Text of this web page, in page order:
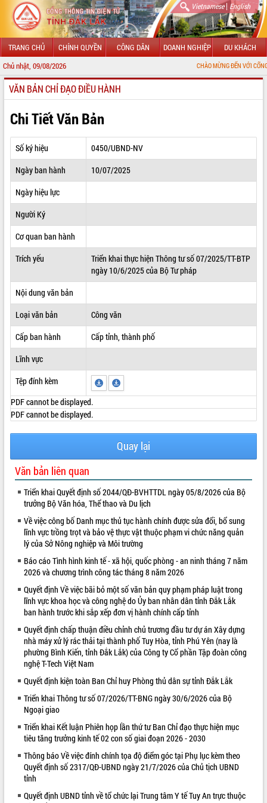
Vietnamese| English
TRANG CHỦ CHÍNH QUYỀN CÔNG DÂN DOANH NGHIỆP DU KHÁCH
Chủ nhật, 09/08/2026 CHÀO MỪNG ĐẾN VỚI CỔNG THÔNG
GIỚI THIỆU
LÃNH ĐẠO UBND TỈNH
TIN TỨC SỰ KIỆN
SỞ, BAN, NGÀNH
THÔNG TIN CHỈ ĐẠO ĐIỀU HÀNH
HỆ THỐNG VĂN BẢN
VĂN BẢN HĐND TỈNH
ĐIỂM TIN VĂN BẢN
VIDEO
Trailer Lễ hội Sầu riêng Đắk Lắk năm
2026
Khám bệnh, cấp phát thuốc miễn phí
và tặng quà người dân xã Cư Pui
Hội nghị UBND tỉnh Đắk Lắk thường kỳ
tháng 7/2026
Lễ truy tặng danh hiệu “Bà Mẹ Việt
Nam Anh hùng” và trao Huân chương
Lao động
UBND tỉnh Đắk Lắk triển khai nhiệm
ALBUM ẢNH
VĂN BẢN CHỈ ĐẠO ĐIỀU HÀNH
Chi Tiết Văn Bản
Số ký hiệu
0450/UBND-NV
Ngày ban hành
10/07/2025
Ngày hiệu lực
Người Ký
Cơ quan ban hành
Trích yếu
Triển khai thực hiện Thông tư số 07/2025/TT-BTP
ngày 10/6/2025 của Bộ Tư pháp
Nội dung văn bản
Loại văn bản
Công văn
Cấp ban hành
Cấp tỉnh, thành phố
Lĩnh vực
Tệp đính kèm
PDF cannot be displayed.
PDF cannot be displayed.
Quay lại
Văn bản liên quan
Triển khai Quyết định số 2044/QĐ-BVHTTDL ngày 05/8/2026 của Bộ
trưởng Bộ Văn hóa, Thể thao và Du lịch
Về việc công bố Danh mục thủ tục hành chính được sửa đổi, bổ sung
lĩnh vực trồng trọt và bảo vệ thực vật thuộc phạm vi chức năng quản
lý của Sở Nông nghiệp và Môi trường
Báo cáo Tình hình kinh tế - xã hội, quốc phòng - an ninh tháng 7 năm
2026 và chương trình công tác tháng 8 năm 2026
Quyết định Về việc bãi bỏ một số văn bản quy phạm pháp luật trong
lĩnh vực khoa học và công nghệ do Ủy ban nhân dân tỉnh Đắk Lắk
ban hành trước khi sắp xếp đơn vị hành chính cấp tỉnh
Quyết định chấp thuận điều chỉnh chủ trương đầu tư dự án Xây dựng
nhà máy xử lý rác thải tại thành phố Tuy Hòa, tỉnh Phú Yên (nay là
phường Bình Kiến, tỉnh Đắk Lắk) của Công ty Cổ phần Tập đoàn công
nghệ T-Tech Việt Nam
Quyết định kiện toàn Ban Chỉ huy Phòng thủ dân sự tỉnh Đắk Lắk
Triển khai Thông tư số 07/2026/TT-BNG ngày 30/6/2026 của Bộ
Ngoại giao
Triển khai Kết luận Phiên họp lần thứ tư Ban Chỉ đạo thực hiện mục
tiêu tăng trưởng kinh tế 02 con số giai đoạn 2026 - 2030
Thông báo Về việc đính chính tọa độ điểm góc tại Phụ lục kèm theo
Quyết định số 2317/QĐ-UBND ngày 21/7/2026 của Chủ tịch UBND
tỉnh
Quyết định UBND tỉnh về tổ chức lại Trung tâm Y tế Tuy An trực thuộc